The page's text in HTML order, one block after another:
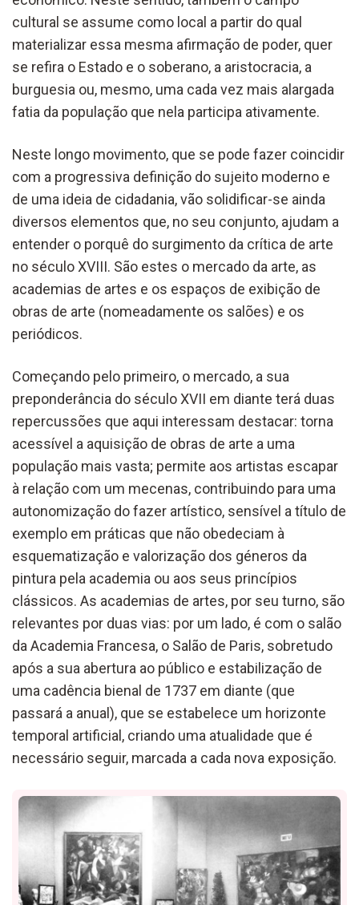
cultural se assume como local a partir do qual
materializar essa mesma afirmação de poder, quer
se refira o Estado e o soberano, a aristocracia, a
burguesia ou, mesmo, uma cada vez mais alargada
fatia da população que nela participa ativamente.
Neste longo movimento, que se pode fazer coincidir
com a progressiva definição do sujeito moderno e
de uma ideia de cidadania, vão solidificar-se ainda
diversos elementos que, no seu conjunto, ajudam a
entender o porquê do surgimento da crítica de arte
no século XVIII. São estes o mercado da arte, as
academias de artes e os espaços de exibição de
obras de arte (nomeadamente os salões) e os
periódicos.
Começando pelo primeiro, o mercado, a sua
preponderância do século XVII em diante terá duas
repercussões que aqui interessam destacar: torna
acessível a aquisição de obras de arte a uma
população mais vasta; permite aos artistas escapar
à relação com um mecenas, contribuindo para uma
autonomização do fazer artístico, sensível a título de
exemplo em práticas que não obedeciam à
esquematização e valorização dos géneros da
pintura pela academia ou aos seus princípios
clássicos. As academias de artes, por seu turno, são
relevantes por duas vias: por um lado, é com o salão
da Academia Francesa, o Salão de Paris, sobretudo
após a sua abertura ao público e estabilização de
uma cadência bienal de 1737 em diante (que
passará a anual), que se estabelece um horizonte
temporal artificial, criando uma atualidade que é
necessário seguir, marcada a cada nova exposição.